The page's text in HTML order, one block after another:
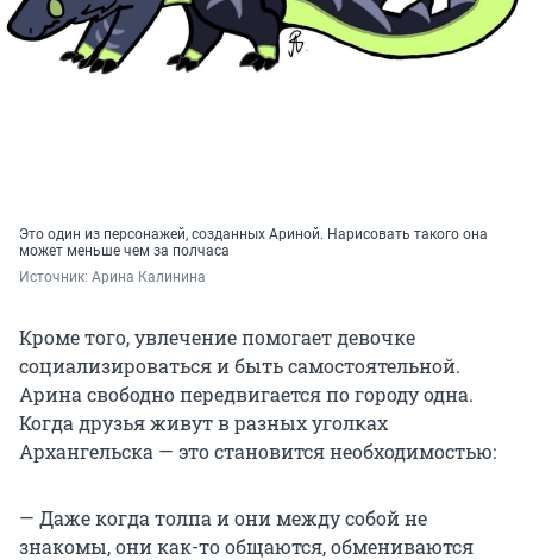
Это один из персонажей, созданных Ариной. Нарисовать такого она
может меньше чем за полчаса
Источник: Арина Калинина
Кроме того, увлечение помогает девочке
социализироваться и быть самостоятельной.
Арина свободно передвигается по городу одна.
Когда друзья живут в разных уголках
Архангельска — это становится необходимостью:
— Даже когда толпа и они между собой не
знакомы, они как-то общаются, обмениваются